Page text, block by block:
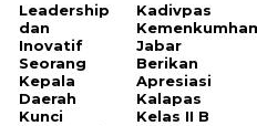
Leadership
dan
Inovatif
Seorang
Kepala
Daerah
Kunci
Kadivpas
Jabar
Berikan
Apresiasi
Kalapas
Kelas II B